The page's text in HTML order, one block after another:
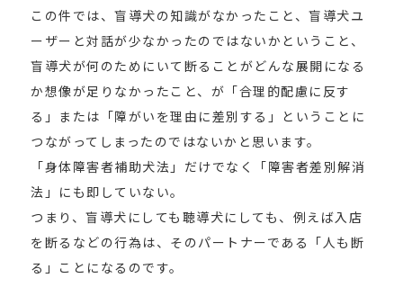
この件では、盲導犬の知識がなかったこと、盲導犬ユ
ーザーと対話が少なかったのではないかということ、
盲導犬が何のためにいて断ることがどんな展開になる
か想像が足りなかったこと、が「合理的配慮に反す
る」または「障がいを理由に差別する」ということに
つながってしまったのではないかと思います。
「身体障害者補助犬法」だけでなく「障害者差別解消
法」にも即していない。
つまり、盲導犬にしても聴導犬にしても、例えば入店
を断るなどの行為は、そのパートナーである「人も断
る」ことになるのです。